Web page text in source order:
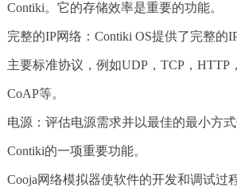
Contiki。它的存储效率是重要的功能。
完整的IP网络：Contiki OS提供了完整的
主要标准协议，例如UDP，TCP，HTTP
CoAP等。
电源：评估电源需求并以最佳的最小方
Contiki的一项重要功能。
Cooja网络模拟器使软件的开发和调试过